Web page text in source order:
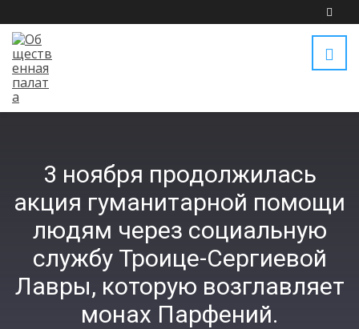
3 ноября продолжилась
акция гуманитарной помощи
людям через социальную
службу Троице-Сергиевой
Лавры, которую возглавляет
монах Парфений.